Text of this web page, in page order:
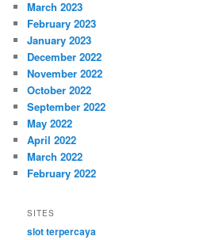
March 2023
February 2023
January 2023
December 2022
November 2022
October 2022
September 2022
May 2022
April 2022
March 2022
February 2022
SITES
slot terpercaya